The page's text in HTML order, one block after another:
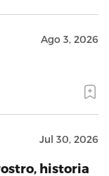
Ago 3, 2026
Jul 30, 2026
historia